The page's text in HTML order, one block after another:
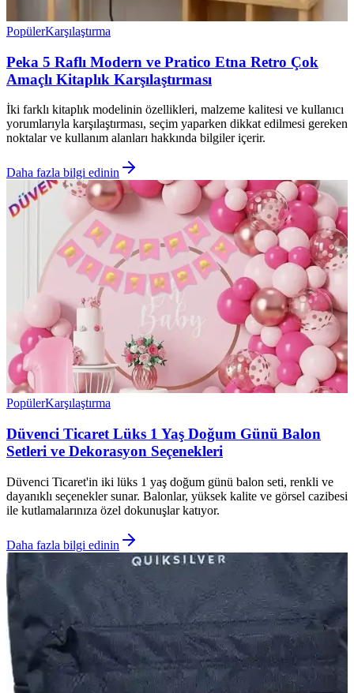
PopülerKarşılaştırma
Peka 5 Raflı Modern ve Pratico Etna Retro Çok
Amaçlı Kitaplık Karşılaştırması
İki farklı kitaplık modelinin özellikleri, malzeme kalitesi ve kullanıcı
yorumlarıyla karşılaştırması, seçim yaparken dikkat edilmesi gereken
noktalar ve kullanım alanları hakkında bilgiler içerir.
Daha fazla bilgi edinin
PopülerKarşılaştırma
Düvenci Ticaret Lüks 1 Yaş Doğum Günü Balon
Setleri ve Dekorasyon Seçenekleri
Düvenci Ticaret'in iki lüks 1 yaş doğum günü balon seti, renkli ve
dayanıklı seçenekler sunar. Balonlar, yüksek kalite ve görsel cazibesi
ile kutlamalarınıza özel dokunuşlar katıyor.
Daha fazla bilgi edinin